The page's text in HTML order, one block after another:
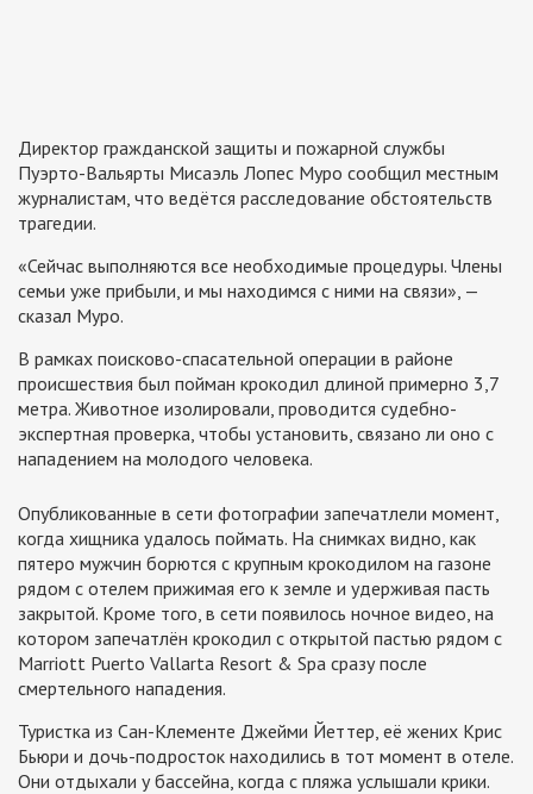
Директор гражданской защиты и пожарной службы
Пуэрто-Вальярты Мисаэль Лопес Муро сообщил местным
журналистам, что ведётся расследование обстоятельств
трагедии.
«Сейчас выполняются все необходимые процедуры. Члены
семьи уже прибыли, и мы находимся с ними на связи», —
сказал Муро.
В рамках поисково-спасательной операции в районе
происшествия был пойман крокодил длиной примерно 3,7
метра. Животное изолировали, проводится судебно-
экспертная проверка, чтобы установить, связано ли оно с
нападением на молодого человека.
Опубликованные в сети фотографии запечатлели момент,
когда хищника удалось поймать. На снимках видно, как
пятеро мужчин борются с крупным крокодилом на газоне
рядом с отелем прижимая его к земле и удерживая пасть
закрытой. Кроме того, в сети появилось ночное видео, на
котором запечатлён крокодил с открытой пастью рядом с
Marriott Puerto Vallarta Resort & Spa сразу после
смертельного нападения.
Туристка из Сан-Клементе Джейми Йеттер, её жених Крис
Бьюри и дочь-подросток находились в тот момент в отеле.
Они отдыхали у бассейна, когда с пляжа услышали крики.